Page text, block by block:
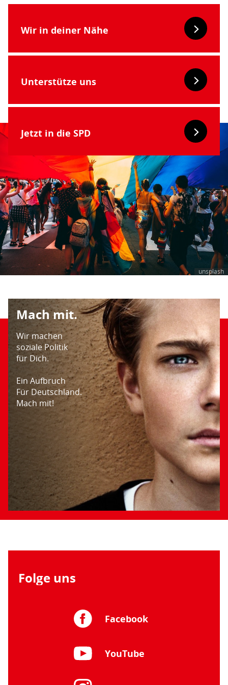
Wir in deiner Nähe
Unterstütze uns
Jetzt in die SPD
unsplash
Mach mit.
Wir machen
soziale Politik
für Dich.
Ein Aufbruch
Für Deutschland.
Mach mit!
Folge uns
Facebook
YouTube